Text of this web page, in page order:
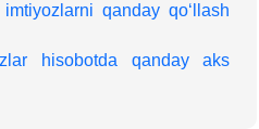
qanday qoʻllash
hisobotda qanday aks